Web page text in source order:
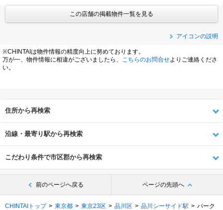
この店舗の掲載物件一覧を見る
アイコンの説明
※CHINTAIは物件情報の精度向上に努めております。
万が一、物件情報に相違がございましたら、
こちらのお問合せよりご連絡くださ
い。
住所から再検索
沿線・最寄り駅から再検索
こだわり条件で市区郡から再検索
前のページへ戻る ページの先頭へ
CHINTAIトップ 東京都 東京23区 品川区 品川シーサイド駅
パーク